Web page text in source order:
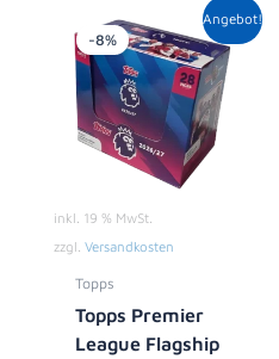
Angebot!
-8%
inkl. 19 % MwSt.
zzgl. Versandkosten
Topps
Topps Premier
League Flagship
Ursprünglicher
Preis
war:
119,00 €
Aktueller
Preis
ist:
108,99 €.